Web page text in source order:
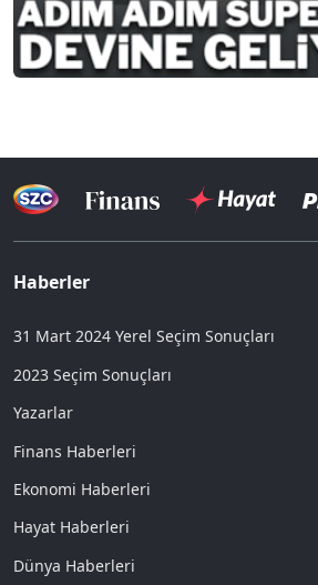
Haberler
31 Mart 2024 Yerel Seçim Sonuçları
2023 Seçim Sonuçları
Yazarlar
Finans Haberleri
Ekonomi Haberleri
Hayat Haberleri
Dünya Haberleri